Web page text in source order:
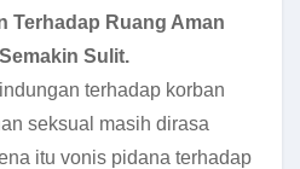
Terhadap Ruang Aman
Sulit.
terhadap korban
seksual masih dirasa
itu vonis pidana terhadap